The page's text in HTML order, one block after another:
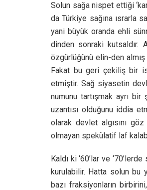
Solun sağa nispet ettiği
da Türkiye sağına ısrarla
yani büyük oranda ehli
dinden sonraki kutsaldır.
özgürlüğünü elin-den
Fakat bu geri çekiliş bir
etmiştir. Sağ siyasetin
numunu tartışmak ayrı
uzantısı olduğunu iddia
olarak devlet algısını
olmayan spekülatif laf
Kaldı ki ‘60’lar ve
kurulabilir. Hatta solun bu
bazı fraksiyonların